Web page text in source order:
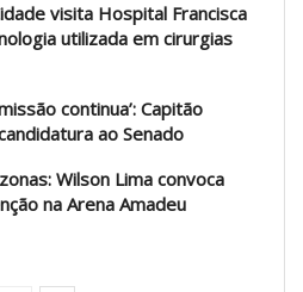
visita Hospital Francisca
utilizada em cirurgias
continua’: Capitão
ao Senado
Wilson Lima convoca
na Arena Amadeu